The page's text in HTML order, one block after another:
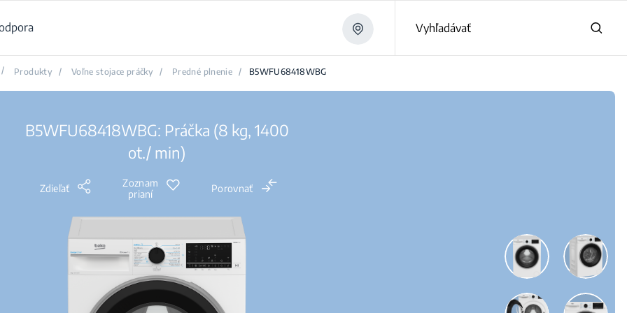
Vyhľadávať
/ Produkty / Voľne stojace práčky / Predné plnenie / B5WFU68418WBG
B5WFU68418WBG: Práčka (8 kg, 1400
ot./ min)
Zdieľať
Zoznam
prianí
Porovnať